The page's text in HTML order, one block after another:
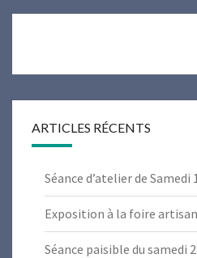
ARTICLES RÉCENTS
Séance d’atelier de Samedi
Exposition à la foire
Séance paisible du samedi